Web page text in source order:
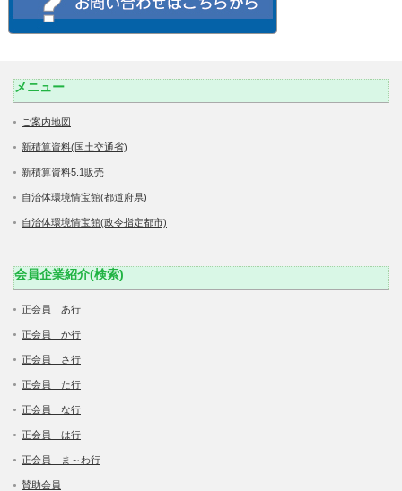
メニュー
ご案内地図
新積算資料(国土交通省)
新積算資料5.1販売
自治体環境情宝館(都道府県)
自治体環境情宝館(政令指定都市)
会員企業紹介(検索)
正会員 あ行
正会員 か行
正会員 さ行
正会員 た行
正会員 な行
正会員 は行
正会員 ま～わ行
賛助会員